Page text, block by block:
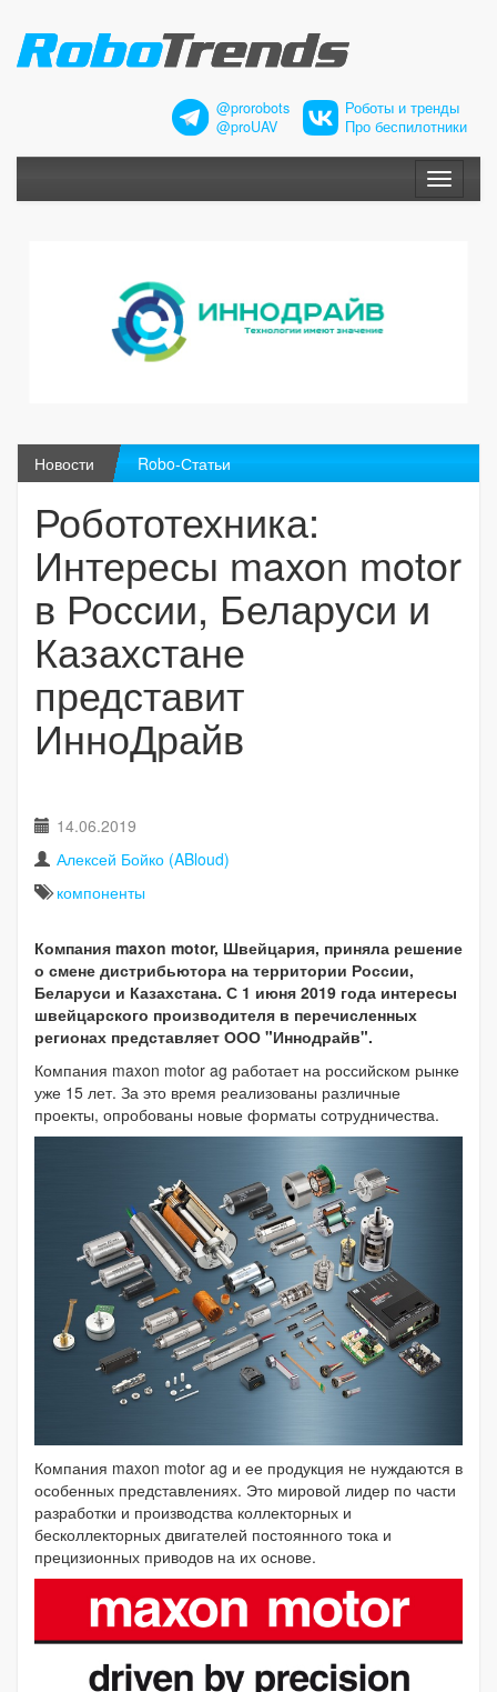
@prorobots
@proUAV
Роботы и тренды
Про беспилотники
Меню
Новости Robo-Статьи
Робототехника:
Интересы maxon motor
в России, Беларуси и
Казахстане
представит
ИнноДрайв
14.06.2019
Алексей Бойко (ABloud)
компоненты
Компания maxon motor, Швейцария, приняла решение
о смене дистрибьютора на территории России,
Беларуси и Казахстана. С 1 июня 2019 года интересы
швейцарского производителя в перечисленных
регионах представляет ООО "Иннодрайв".
Компания maxon motor ag работает на российском рынке
уже 15 лет. За это время реализованы различные
проекты, опробованы новые форматы сотрудничества.
Компания maxon motor ag и ее продукция не нуждаются в
особенных представлениях. Это мировой лидер по части
разработки и производства коллекторных и
бесколлекторных двигателей постоянного тока и
прецизионных приводов на их основе.